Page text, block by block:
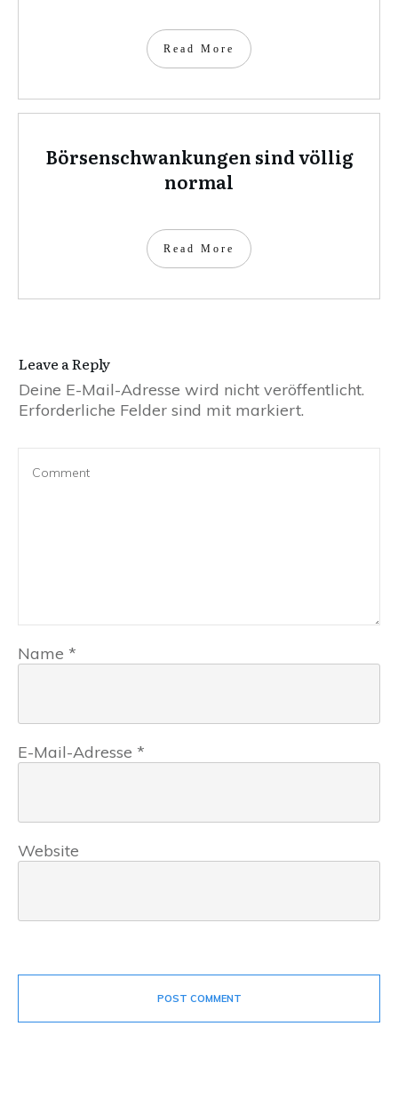
Read More
Börsenschwankungen sind völlig
normal
Read More
Leave a Repl​​​​​y
Deine E-Mail-Adresse wird nicht veröffentlicht.
Erforderliche Felder sind mit markiert.
Name *
E-Mail-Adresse *
Website
POST COMMENT